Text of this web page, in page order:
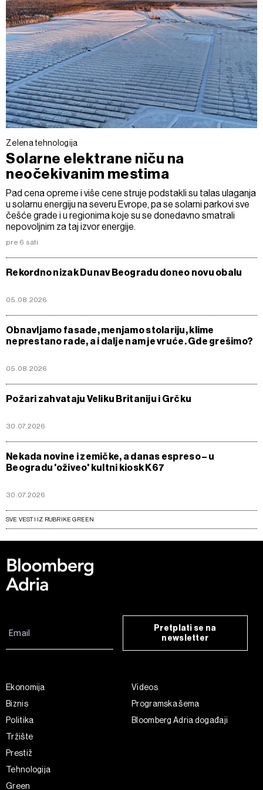
Zelena tehnologija
Solarne elektrane niču na
neočekivanim mestima
Pad cena opreme i više cene struje podstakli su talas ulaganja
u solarnu energiju na severu Evrope, pa se solarni parkovi sve
češće grade i u regionima koje su se donedavno smatrali
nepovoljnim za taj izvor energije.
pre 6 sati
Rekordno nizak Dunav Beogradu doneo novu obalu
05.08.2026
Obnavljamo fasade, menjamo stolariju, klime
neprestano rade, a i dalje nam je vruće. Gde grešimo?
05.08.2026
Požari zahvataju Veliku Britaniju i Grčku
30.07.2026
Nekada novine i zemičke, a danas espreso – u
Beogradu 'oživeo' kultni kiosk K67
30.07.2026
SVE VESTI IZ RUBRIKE GREEN
Pretplati se na
newsletter
Ekonomija
Biznis
Politika
Tržište
Prestiž
Tehnologija
Green
Videos
Programska šema
Bloomberg Adria događaji